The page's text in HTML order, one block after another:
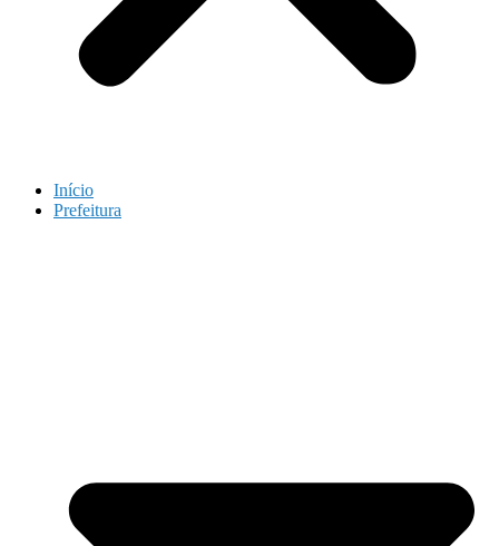
Início
Prefeitura